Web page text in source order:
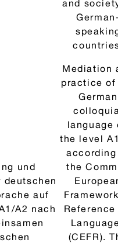
und
Jahrgangs
A2 nach
basic
should
taught.
done in
course in
speaking
written
expression
reading
are taught
at the
the year
A2